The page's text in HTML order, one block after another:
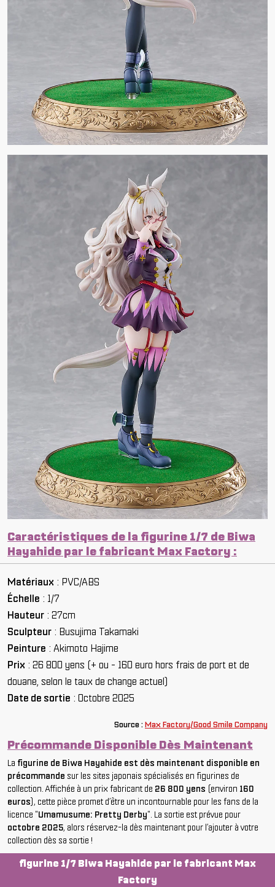
Caractéristiques de la figurine 1/7 de Biwa
Hayahide par le fabricant Max Factory :
Matériaux : PVC/ABS
Échelle : 1/7
Hauteur : 27cm
Sculpteur : Busujima Takamaki
Peinture : Akimoto Hajime
Prix : 26 800 yens (+ ou - 160 euro hors frais de port et de
douane, selon le taux de change actuel)
Date de sortie : Octobre 2025
Source :Max Factory/Good Smile Company
Précommande Disponible Dès Maintenant
La figurine de Biwa Hayahide est dès maintenant disponible en
précommande sur les sites japonais spécialisés en figurines de
collection. Affichée à un prix fabricant de 26 800 yens (environ 160
euros), cette pièce promet d’être un incontournable pour les fans de la
licence "Umamusume: Pretty Derby". La sortie est prévue pour
octobre 2025, alors réservez-la dès maintenant pour l’ajouter à votre
collection dès sa sortie !
figurine 1/7 Biwa Hayahide par le fabricant Max
Factory